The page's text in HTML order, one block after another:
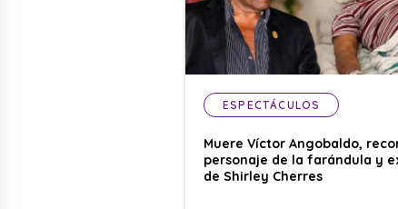
ESPECTÁCULOS
Muere Víctor Angobaldo,
personaje de la farándula y
de Shirley Cherres